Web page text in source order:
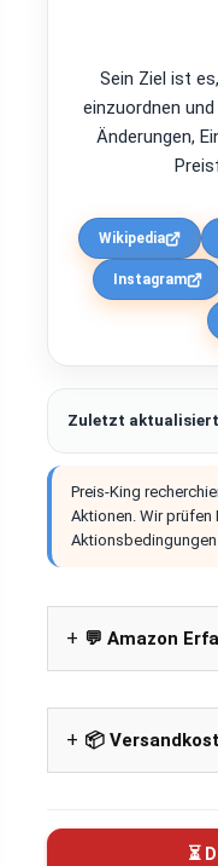
Sein Ziel ist
einzuordnen
Änderungen,
Wikipedia
Instagram
Zuletzt
Preis-King
Aktionen. Wir prüfen
💬 Amazon
📦
⏳